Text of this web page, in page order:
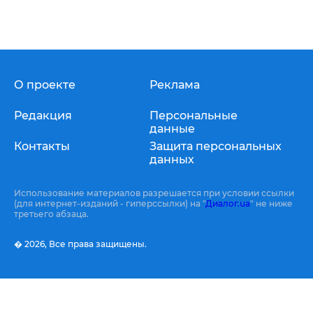
О проекте
Редакция
Контакты
Реклама
Персональные
данные
Защита персональных
данных
Использование материалов разрешается при условии ссылки
(для интернет-изданий - гиперссылки) на "Диалог.ua" не ниже
третьего абзаца.
� 2026, Все права защищены.